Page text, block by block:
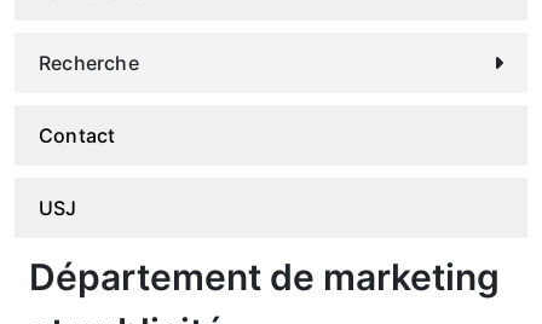
Recherche
Contact
USJ
Département de marketing